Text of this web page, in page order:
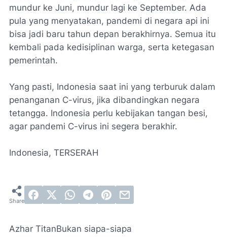
mundur ke Juni, mundur lagi ke September. Ada
pula yang menyatakan, pandemi di negara api ini
bisa jadi baru tahun depan berakhirnya. Semua itu
kembali pada kedisiplinan warga, serta ketegasan
pemerintah.
Yang pasti, Indonesia saat ini yang terburuk dalam
penanganan C-virus, jika dibandingkan negara
tetangga. Indonesia perlu kebijakan tangan besi,
agar pandemi C-virus ini segera berakhir.
Indonesia, TERSERAH
Azhar TitanBukan siapa-siapa